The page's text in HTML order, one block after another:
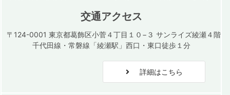
交通アクセス
〒124-0001 東京都葛飾区小菅４丁目１０−３ サンライズ綾瀬４階
千代田線・常磐線「綾瀬駅」西口・東口徒歩１分
詳細はこちら